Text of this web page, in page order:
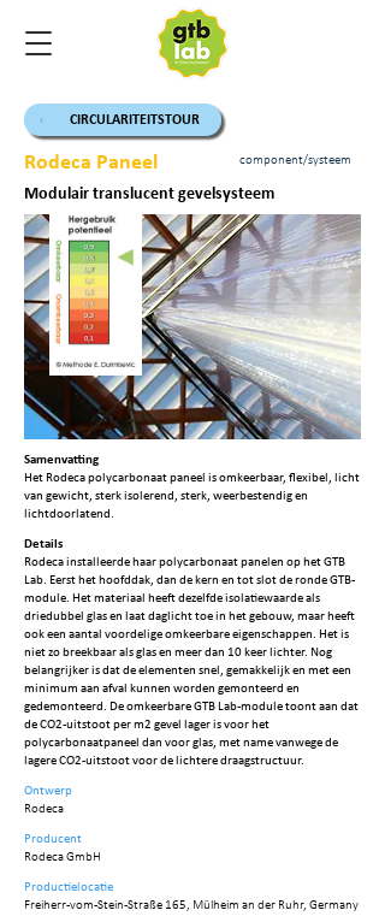
CIRCULARITEITSTOUR
Rodeca Paneel component/systeem
Modulair translucent gevelsysteem
Samenvatting
Het Rodeca polycarbonaat paneel is omkeerbaar, flexibel, licht
van gewicht, sterk isolerend, sterk, weerbestendig en
lichtdoorlatend.
Details
Rodeca installeerde haar polycarbonaat panelen op het GTB
Lab. Eerst het hoofddak, dan de kern en tot slot de ronde GTB-
module. Het materiaal heeft dezelfde isolatiewaarde als
driedubbel glas en laat daglicht toe in het gebouw, maar heeft
ook een aantal voordelige omkeerbare eigenschappen. Het is
niet zo breekbaar als glas en meer dan 10 keer lichter. Nog
belangrijker is dat de elementen snel, gemakkelijk en met een
minimum aan afval kunnen worden gemonteerd en
gedemonteerd. De omkeerbare GTB Lab-module toont aan dat
de CO2-uitstoot per m2 gevel lager is voor het
polycarbonaatpaneel dan voor glas, met name vanwege de
lagere CO2-uitstoot voor de lichtere draagstructuur.
Ontwerp
Rodeca
Producent
Rodeca GmbH
Productielocatie
Freiherr-vom-Stein-Straße 165, Mülheim an der Ruhr, Germany